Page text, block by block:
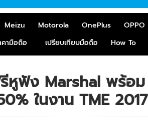
Meizu Motorola OnePlus OPPO
คามือถือ เปรียบเทียบมือถือ How To
หูฟัง Marshal พร้อม
ในงาน TME 2017